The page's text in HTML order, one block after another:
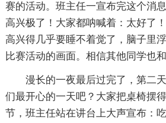
赛的活动。班主任一宣布完这个消
高兴极了！大家都呐喊着：太好了
高兴得几乎要睡不着觉了，脑子里
比赛活动的画面。相信其他同学也
漫长的一夜最后过完了，第二
们最开心的一天吧？大家把桌椅摆
节，班主任站在讲台上大声宣布：